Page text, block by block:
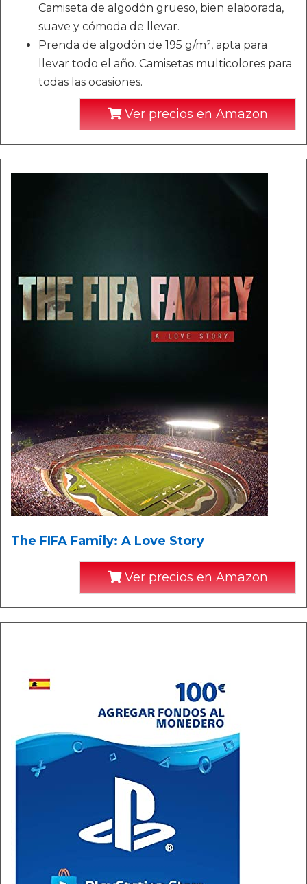
Camiseta de algodón grueso, bien elaborada,
suave y cómoda de llevar.
Prenda de algodón de 195 g/m², apta para
llevar todo el año. Camisetas multicolores para
todas las ocasiones.
Ver precios en Amazon
The FIFA Family: A Love Story
Ver precios en Amazon